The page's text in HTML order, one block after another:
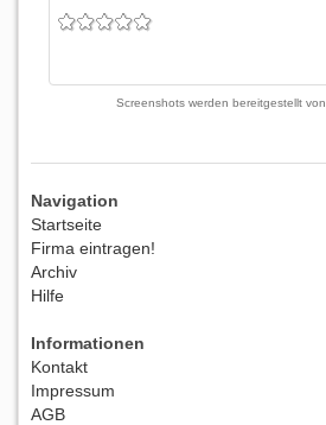
Screenshots werden bereitgestellt von
Navigation
Startseite
Firma eintragen!
Archiv
Hilfe
Informationen
Kontakt
Impressum
AGB